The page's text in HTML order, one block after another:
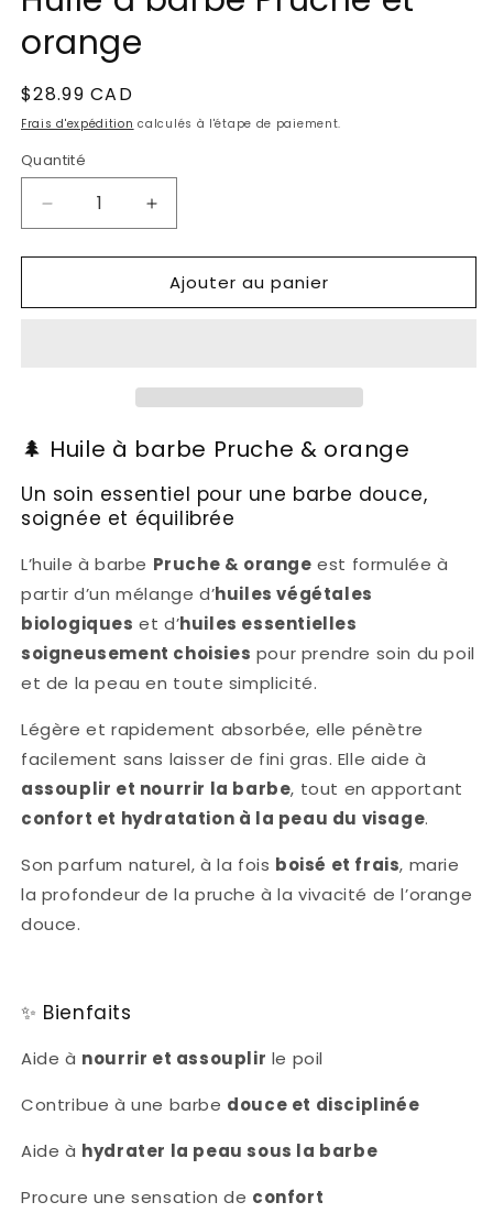
dans
fenêtre
modale
orange
Prix
habituel
$28.99 CAD
Frais d'expédition calculés à l'étape de paiement.
Quantité
Réduire
la
quantité
Huile
Augmenter
la
quantité
de
Huile
Ajouter au panier
🌲 Huile à barbe Pruche & orange
Un soin essentiel pour une barbe douce,
soignée et équilibrée
L’huile à barbe Pruche & orange est formulée à
partir d’un mélange d’huiles végétales
biologiques et d’huiles essentielles
soigneusement choisies pour prendre soin du poil
et de la peau en toute simplicité.
Légère et rapidement absorbée, elle pénètre
facilement sans laisser de fini gras. Elle aide à
assouplir et nourrir la barbe, tout en apportant
confort et hydratation à la peau du visage.
Son parfum naturel, à la fois boisé et frais, marie
la profondeur de la pruche à la vivacité de l’orange
douce.
✨ Bienfaits
Aide à nourrir et assouplir le poil
Contribue à une barbe douce et disciplinée
Aide à hydrater la peau sous la barbe
Procure une sensation de confort